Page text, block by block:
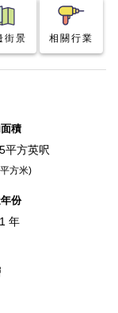
街景 相關行業
積
平方英呎
方米)
份
年